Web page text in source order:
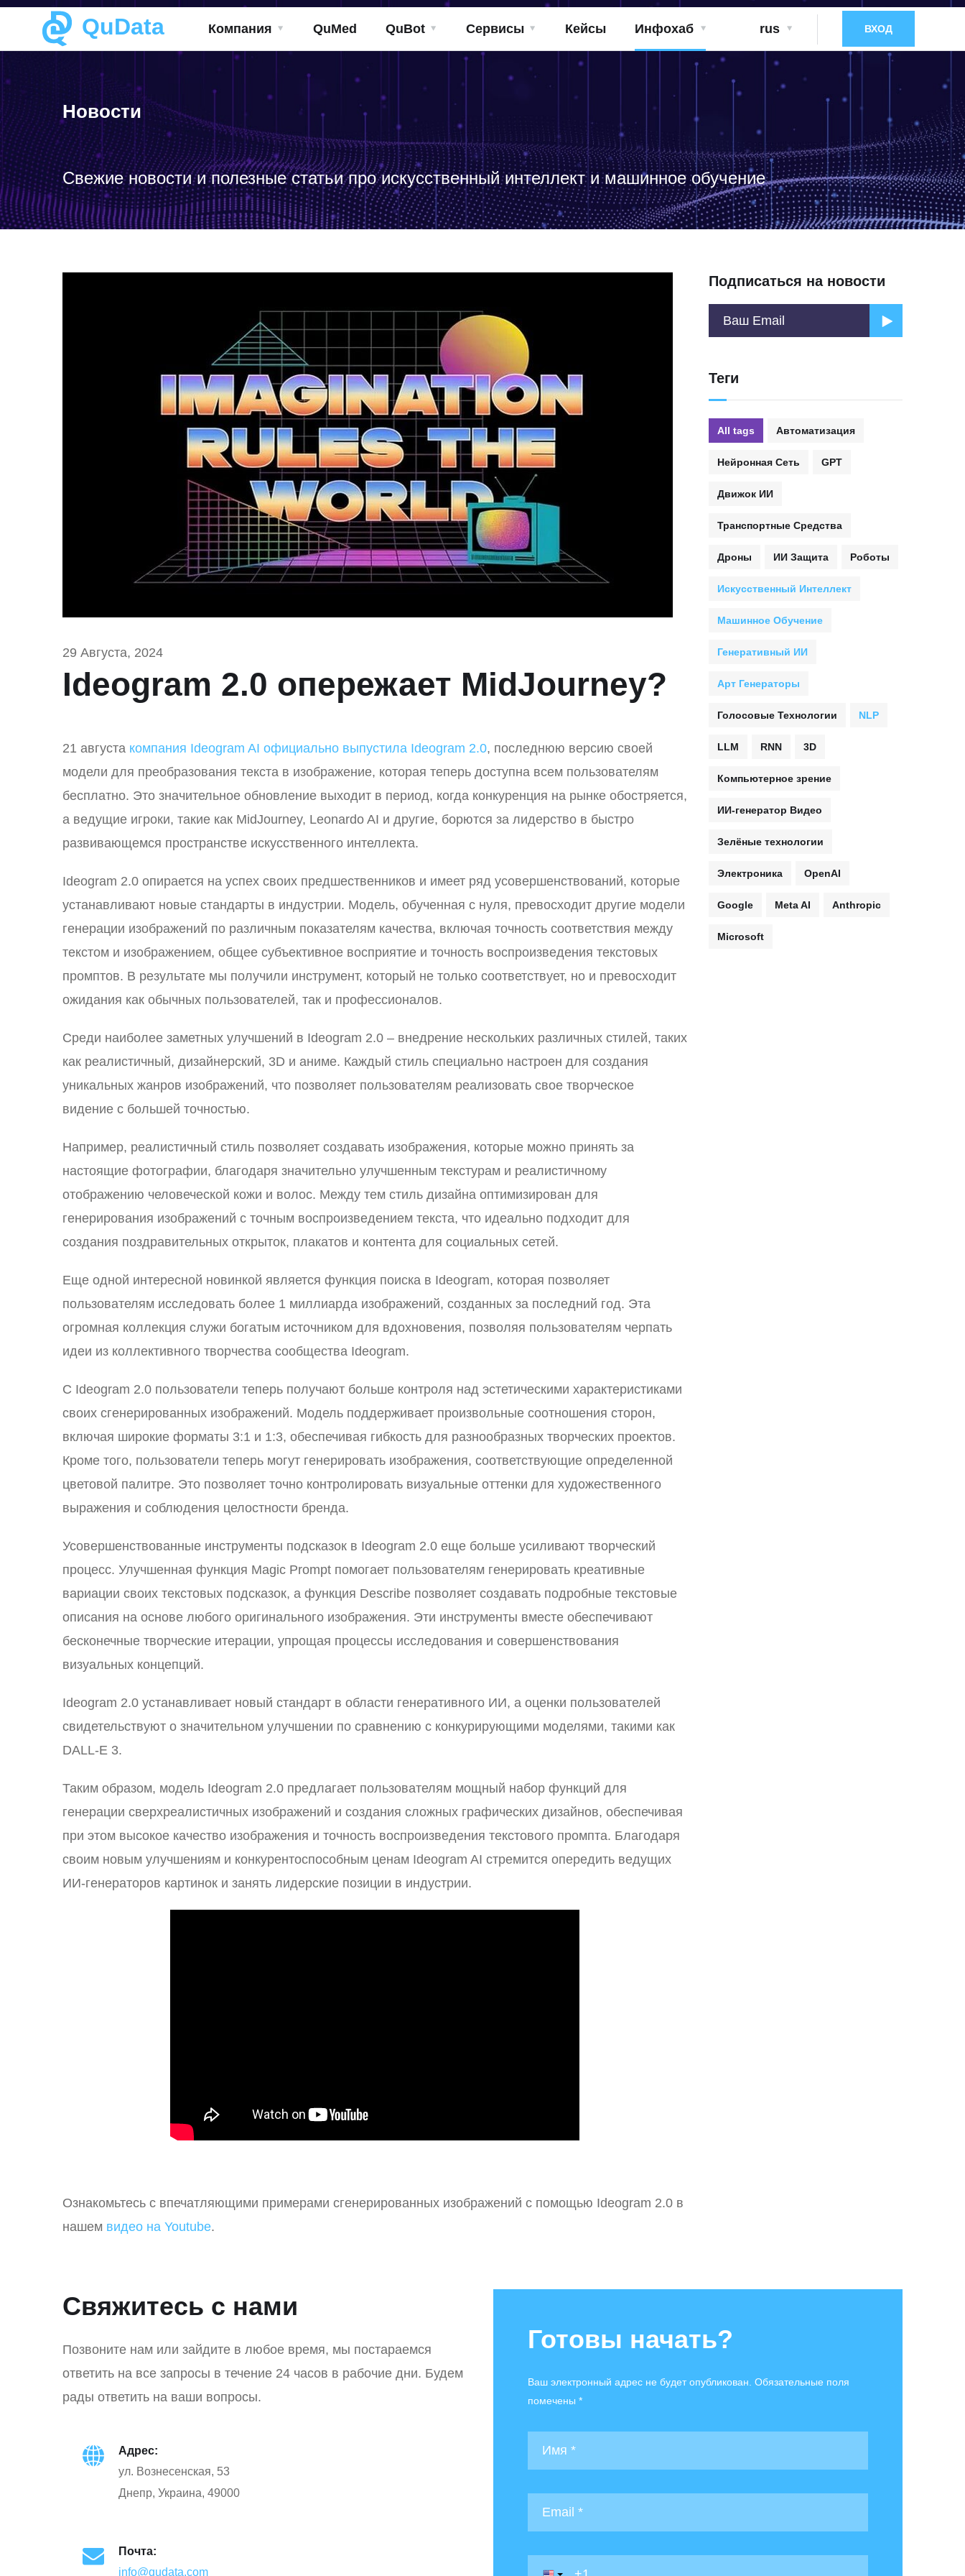
QuData Компания QuMed QuBot Сервисы Кейсы Инфохаб rus ВХОД
Новости
Свежие новости и полезные статьи про искусственный интеллект и машинное обучение
29 Августа, 2024
Ideogram 2.0 опережает MidJourney?
21 августа компания Ideogram AI официально выпустила Ideogram 2.0, последнюю версию своей
модели для преобразования текста в изображение, которая теперь доступна всем пользователям
бесплатно. Это значительное обновление выходит в период, когда конкуренция на рынке обостряется,
а ведущие игроки, такие как MidJourney, Leonardo AI и другие, борются за лидерство в быстро
развивающемся пространстве искусственного интеллекта.
Ideogram 2.0 опирается на успех своих предшественников и имеет ряд усовершенствований, которые
устанавливают новые стандарты в индустрии. Модель, обученная с нуля, превосходит другие модели
генерации изображений по различным показателям качества, включая точность соответствия между
текстом и изображением, общее субъективное восприятие и точность воспроизведения текстовых
промптов. В результате мы получили инструмент, который не только соответствует, но и превосходит
ожидания как обычных пользователей, так и профессионалов.
Среди наиболее заметных улучшений в Ideogram 2.0 – внедрение нескольких различных стилей, таких
как реалистичный, дизайнерский, 3D и аниме. Каждый стиль специально настроен для создания
уникальных жанров изображений, что позволяет пользователям реализовать свое творческое
видение с большей точностью.
Например, реалистичный стиль позволяет создавать изображения, которые можно принять за
настоящие фотографии, благодаря значительно улучшенным текстурам и реалистичному
отображению человеческой кожи и волос. Между тем стиль дизайна оптимизирован для
генерирования изображений с точным воспроизведением текста, что идеально подходит для
создания поздравительных открыток, плакатов и контента для социальных сетей.
Еще одной интересной новинкой является функция поиска в Ideogram, которая позволяет
пользователям исследовать более 1 миллиарда изображений, созданных за последний год. Эта
огромная коллекция служи богатым источником для вдохновения, позволяя пользователям черпать
идеи из коллективного творчества сообщества Ideogram.
С Ideogram 2.0 пользователи теперь получают больше контроля над эстетическими характеристиками
своих сгенерированных изображений. Модель поддерживает произвольные соотношения сторон,
включая широкие форматы 3:1 и 1:3, обеспечивая гибкость для разнообразных творческих проектов.
Кроме того, пользователи теперь могут генерировать изображения, соответствующие определенной
цветовой палитре. Это позволяет точно контролировать визуальные оттенки для художественного
выражения и соблюдения целостности бренда.
Усовершенствованные инструменты подсказок в Ideogram 2.0 еще больше усиливают творческий
процесс. Улучшенная функция Magic Prompt помогает пользователям генерировать креативные
вариации своих текстовых подсказок, а функция Describe позволяет создавать подробные текстовые
описания на основе любого оригинального изображения. Эти инструменты вместе обеспечивают
бесконечные творческие итерации, упрощая процессы исследования и совершенствования
визуальных концепций.
Ideogram 2.0 устанавливает новый стандарт в области генеративного ИИ, а оценки пользователей
свидетельствуют о значительном улучшении по сравнению с конкурирующими моделями, такими как
DALL-E 3.
Таким образом, модель Ideogram 2.0 предлагает пользователям мощный набор функций для
генерации сверхреалистичных изображений и создания сложных графических дизайнов, обеспечивая
при этом высокое качество изображения и точность воспроизведения текстового промпта. Благодаря
своим новым улучшениям и конкурентоспособным ценам Ideogram AI стремится опередить ведущих
ИИ-генераторов картинок и занять лидерские позиции в индустрии.
Ознакомьтесь с впечатляющими примерами сгенерированных изображений с помощью Ideogram 2.0 в
нашем видео на Youtube.
Подписаться на новости
Теги
All tags Автоматизация
Нейронная Сеть GPT
Движок ИИ
Транспортные Средства
Дроны ИИ Защита Роботы
Искусственный Интеллект
Машинное Обучение
Генеративный ИИ
Арт Генераторы
Голосовые Технологии NLP
LLM RNN 3D
Компьютерное зрение
ИИ-генератор Видео
Зелёные технологии
Электроника OpenAI
Google Meta AI Anthropic
Microsoft
Свяжитесь с нами
Позвоните нам или зайдите в любое время, мы постараемся
ответить на все запросы в течение 24 часов в рабочие дни. Будем
рады ответить на ваши вопросы.
Адрес:
ул. Вознесенская, 53
Днепр, Украина, 49000
Почта:
info@qudata.com
Готовы начать?
Ваш электронный адрес не будет опубликован. Обязательные поля
помечены *